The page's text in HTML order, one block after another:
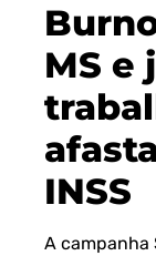
MS e
INSS
A campanha